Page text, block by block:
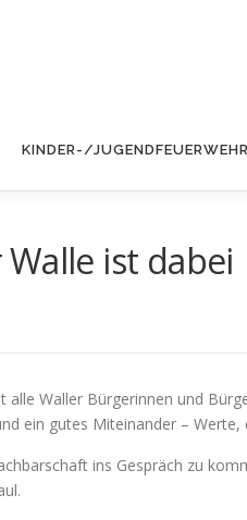
KINDER-/JUGENDFEUERWEHR
ist dabei
Waller Bürgerinnen und
ein gutes Miteinander –
ins Gespräch zu